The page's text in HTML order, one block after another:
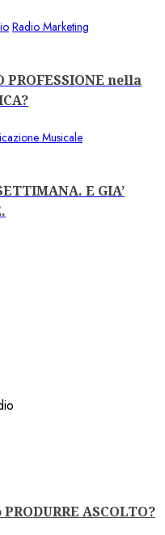
Radio Marketing
PROFESSIONE nella
E GIA’
ASCOLTO?